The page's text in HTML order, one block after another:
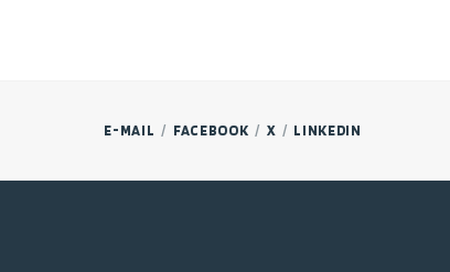
E-MAIL FACEBOOK X LINKEDIN